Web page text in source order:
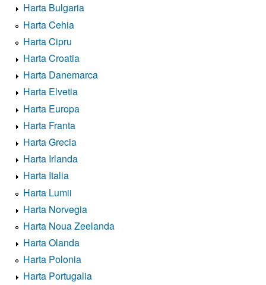
Harta Bulgaria
Harta Cehia
Harta Cipru
Harta Croatia
Harta Danemarca
Harta Elvetia
Harta Europa
Harta Franta
Harta Grecia
Harta Irlanda
Harta Italia
Harta Lumii
Harta Norvegia
Harta Noua Zeelanda
Harta Olanda
Harta Polonia
Harta Portugalia